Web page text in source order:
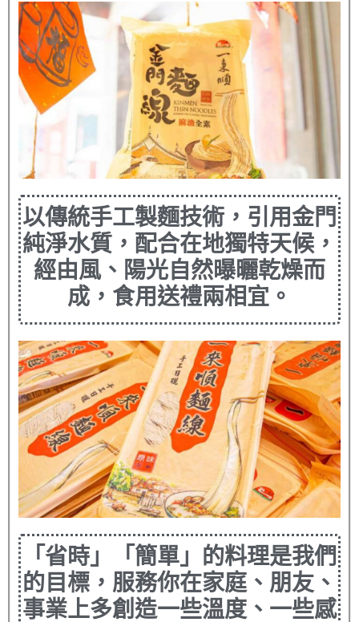
以傳統手工製麵技術，引用金門
純淨水質，配合在地獨特天候，
經由風、陽光自然曝曬乾燥而
成，食用送禮兩相宜。
「省時」「簡單」的料理是我們
的目標，服務你在家庭、朋友、
事業上多創造一些溫度、一些感